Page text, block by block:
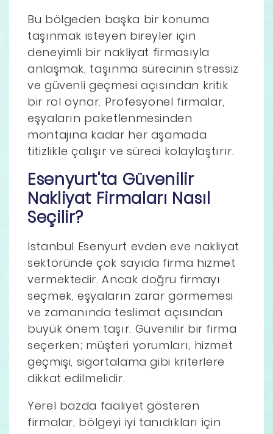
Bu bölgeden başka bir konuma
taşınmak isteyen bireyler için
deneyimli bir nakliyat firmasıyla
anlaşmak, taşınma sürecinin stressiz
ve güvenli geçmesi açısından kritik
bir rol oynar. Profesyonel firmalar,
eşyaların paketlenmesinden
montajına kadar her aşamada
titizlikle çalışır ve süreci kolaylaştırır.
Esenyurt'ta Güvenilir
Nakliyat Firmaları Nasıl
Seçilir?
İstanbul Esenyurt evden eve nakliyat
sektöründe çok sayıda firma hizmet
vermektedir. Ancak doğru firmayı
seçmek, eşyaların zarar görmemesi
ve zamanında teslimat açısından
büyük önem taşır. Güvenilir bir firma
seçerken; müşteri yorumları, hizmet
geçmişi, sigortalama gibi kriterlere
dikkat edilmelidir.
Yerel bazda faaliyet gösteren
firmalar, bölgeyi iyi tanıdıkları için